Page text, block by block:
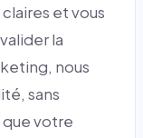
et vous
la
nous
sans
que votre